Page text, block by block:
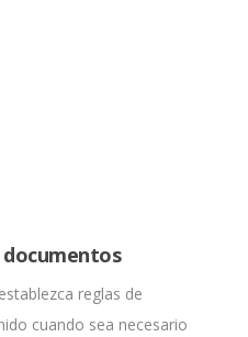
reglas de
cuando sea necesario